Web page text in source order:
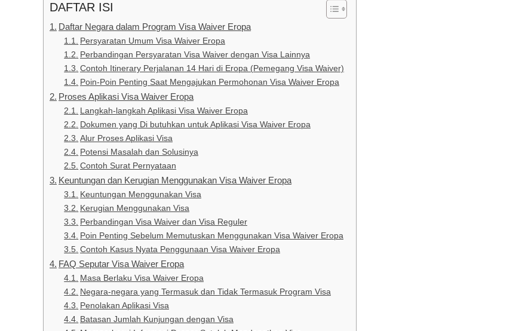
DAFTAR ISI
Daftar Negara dalam Program Visa Waiver Eropa
Persyaratan Umum Visa Waiver Eropa
Perbandingan Persyaratan Visa Waiver dengan Visa Lainnya
Contoh Itinerary Perjalanan 14 Hari di Eropa (Pemegang Visa Waiver)
Poin-Poin Penting Saat Mengajukan Permohonan Visa Waiver Eropa
Proses Aplikasi Visa Waiver Eropa
Langkah-langkah Aplikasi Visa Waiver Eropa
Dokumen yang Di butuhkan untuk Aplikasi Visa Waiver Eropa
Alur Proses Aplikasi Visa
Potensi Masalah dan Solusinya
Contoh Surat Pernyataan
Keuntungan dan Kerugian Menggunakan Visa Waiver Eropa
Keuntungan Menggunakan Visa
Kerugian Menggunakan Visa
Perbandingan Visa Waiver dan Visa Reguler
Poin Penting Sebelum Memutuskan Menggunakan Visa Waiver Eropa
Contoh Kasus Nyata Penggunaan Visa Waiver Eropa
FAQ Seputar Visa Waiver Eropa
Masa Berlaku Visa Waiver Eropa
Negara-negara yang Termasuk dan Tidak Termasuk Program Visa
Penolakan Aplikasi Visa
Batasan Jumlah Kunjungan dengan Visa